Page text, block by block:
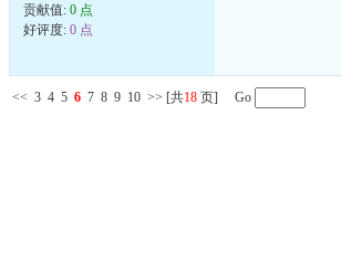
贡献值: 0 点
好评度: 0 点
<< 3 4 5 6 7 8 9 10 >> [共18 页] Go